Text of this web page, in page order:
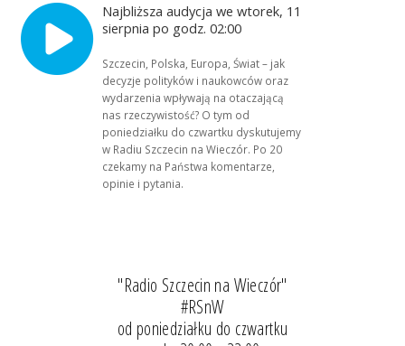
Najbliższa audycja we wtorek, 11
sierpnia po godz. 02:00
Szczecin, Polska, Europa, Świat – jak
decyzje polityków i naukowców oraz
wydarzenia wpływają na otaczającą
nas rzeczywistość? O tym od
poniedziałku do czwartku dyskutujemy
w Radiu Szczecin na Wieczór. Po 20
czekamy na Państwa komentarze,
opinie i pytania.
"Radio Szczecin na Wieczór"
#RSnW
od poniedziałku do czwartku